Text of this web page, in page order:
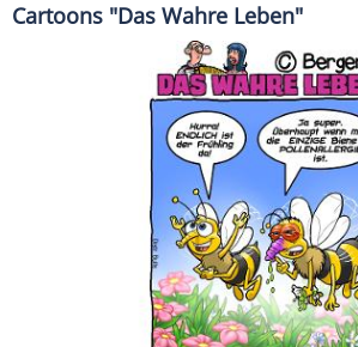
Cartoons "Das Wahre Leben"